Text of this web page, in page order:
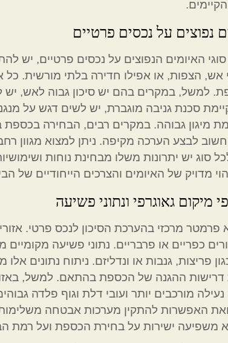
נפוצים על נכסים פרטיים
האיומים הנפוצים על נכסים פרטיים, יש
אש, הצפות, או אפילו חדירה בלתי מורשית.
למשל, במקרים בהם יש סיכון גבוה לאש,
סכנת גניבה מוגברת, יש לשים דגש על
מיגון גבוהה. במקרים רבים, הבחירה
חשוב לבצע הערכה מקיפה. ניתן למצוא מגוון
סוג יש יתרונות משלו מבחינת נוחות
מדויק של האיומים והצרכים הייחודיים של
מיקום גאוגרפי ונתוני פשיעה
פרמטר מרכזי בהערכת הסיכון לנכס פרטי.
כפריים או פרבריים. נתוני פשיעה
פריצות, גנבות או ונדליזם. ניתוח נתונים
דרישות ההגנה של הכספת בהתאם. למשל,
נעילה מורכבים יותר ועובי דלת וגוף פלדה
האפשרות להתקין מערכות אבטחה
משפיעה ישירות על בחירת הכספת ועל רמת